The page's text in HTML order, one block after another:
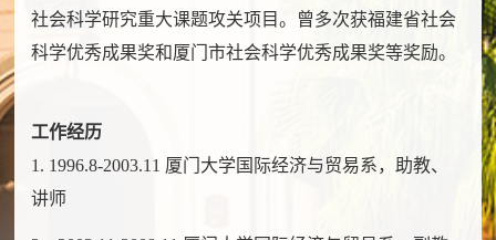
社会科学研究重大课题攻关项目。曾多次获福建省社会
科学优秀成果奖和厦门市社会科学优秀成果奖等奖励。
工作经历
1. 1996.8-2003.11 厦门大学国际经济与贸易系，助教、
讲师